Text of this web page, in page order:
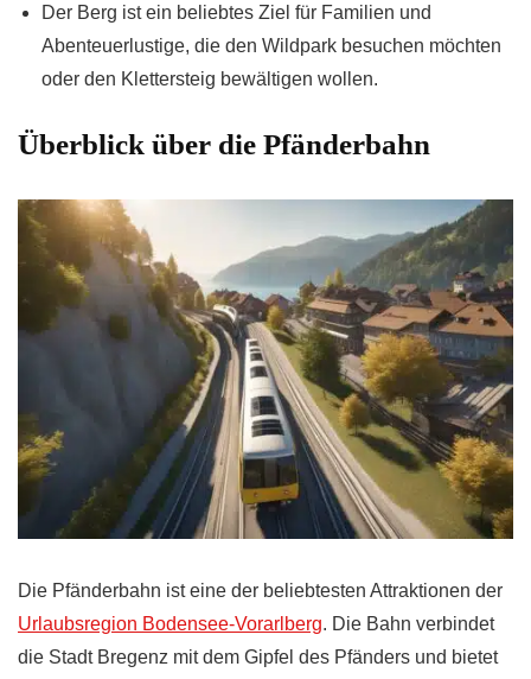
Der Berg ist ein beliebtes Ziel für Familien und
Abenteuerlustige, die den Wildpark besuchen möchten
oder den Klettersteig bewältigen wollen.
Überblick über die Pfänderbahn
Die Pfänderbahn ist eine der beliebtesten Attraktionen der
Urlaubsregion Bodensee-Vorarlberg. Die Bahn verbindet
die Stadt Bregenz mit dem Gipfel des Pfänders und bietet